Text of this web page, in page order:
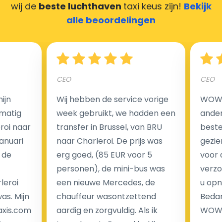
Hoeveel kost een luchthaven taxi transfer in
luchthaventaxi's is een vast tarief voor uw rit. In
tegenstelling tot traditionele taxi's met taxameter
brengen wij u geen extra kosten in rekening voor de
nachtrit.
We hebben geen ophaaltarief of extra kosten voor
wachttijd als uw vlucht vertraging heeft.
Kijk op onze website voor meer informatie over uw
transferkosten. Ons boekingsformulier bevat alle
mogelijke extra's die u kunt kiezen en de prijs die u
wij de beste luchthaven taxi keus zijn! Bekijk
alle beoordelingen
naar
Mijn
CEO
Wij hebben de service vorige
week gebruikt, we hadden een
transfer in Brussel, van BRU
naar Charleroi. De prijs was
erg goed, (85 EUR voor 5
personen), de mini-bus was
een nieuwe Mercedes, de
chauffeur wasontzettend
aardig en zorgvuldig. Als ik
CEO
voor
u